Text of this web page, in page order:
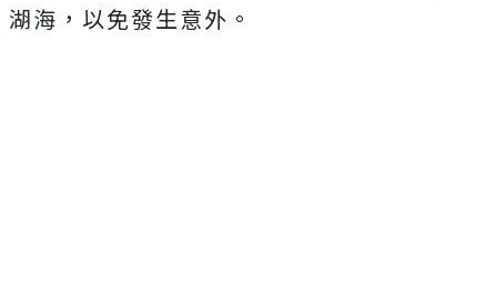
湖海，以免發生意外。